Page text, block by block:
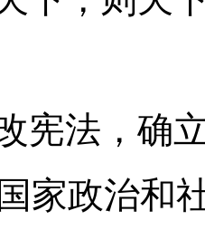
宪法，确
家政治和